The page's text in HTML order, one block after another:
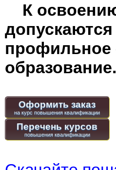
К
профильное
образование.
Оформить заказ
Перечень курсов
повышения квалификации